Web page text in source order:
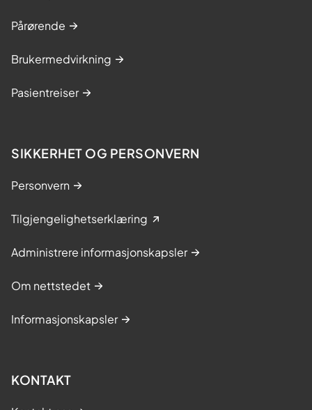
Pårørende
Brukermedvirkning
Pasientreiser
SIKKERHET OG PERSONVERN
Personvern
Tilgjengelighetserklæring
Administrere informasjonskapsler
Om nettstedet
Informasjonskapsler
KONTAKT